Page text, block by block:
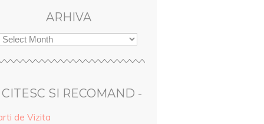
ARHIVA
CITESC SI RECOMAND -
de Vizita